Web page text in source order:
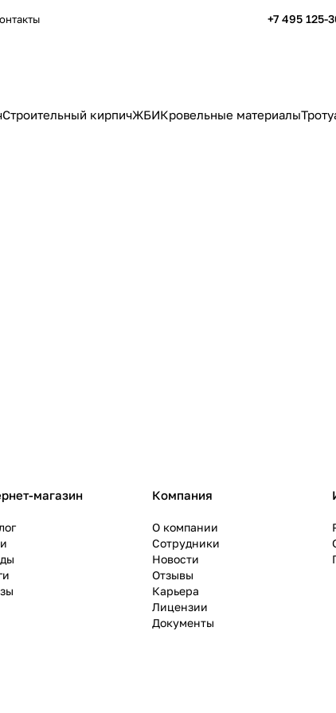
+7 495 125-
Строительный кирпичЖБИКровельные материалы
магазин Компания
О компании
Сотрудники
Новости
Отзывы
Карьера
Лицензии
Документы